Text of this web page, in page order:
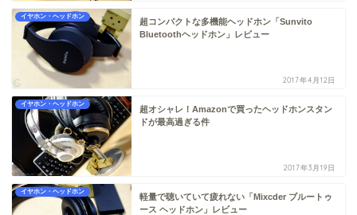
イヤホン・ヘッドホン
超コンパクトな多機能ヘッドホン「Sunvito
Bluetoothヘッドホン」レビュー
2017年4月12日
イヤホン・ヘッドホン
超オシャレ！Amazonで買ったヘッドホンスタン
ドが最高過ぎる件
2017年3月19日
イヤホン・ヘッドホン
軽量で聴いていて疲れない「Mixcder ブルートゥ
ース ヘッドホン」レビュー